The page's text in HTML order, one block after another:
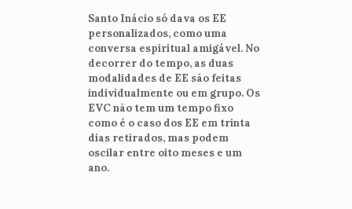
Santo Inácio só dava os EE
personalizados, como uma
conversa espiritual amigável. No
decorrer do tempo, as duas
modalidades de EE são feitas
individualmente ou em grupo. Os
EVC não tem um tempo fixo
como é o caso dos EE em trinta
dias retirados, mas podem
oscilar entre oito meses e um
ano.